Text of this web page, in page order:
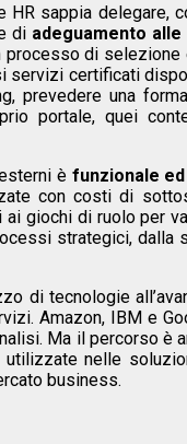
HR sappia
di adeguamento
di
servizi certificati
prevedere una
portale, quei
è funzionale
con costi di
giochi di ruolo per
strategici,
di tecnologie
Amazon, IBM e
Ma il percorso è
nelle
business.